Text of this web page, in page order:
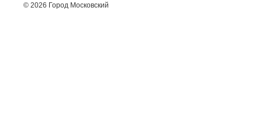
© 2026 Город Московский